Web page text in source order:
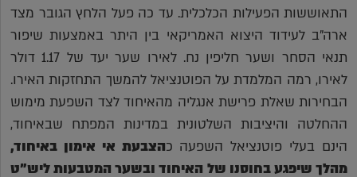
התאוששות הפעילות הכלכלית. עד כה פעל הלחץ הגובר מצד
ארה"ב לעידוד היצוא האמריקאי בין היתר באמצעות שיפור
תנאי הסחר ושער חליפין נח. לאירו שער יעד של 1.17 דולר
לאירו, רמה המלמדת על הפוטנציאל להמשך התחזקות האירו.
הבחירות שאלת פרישת אנגליה מהאיחוד לצד השפעת מימוש
ההחלטה והיציבות השלטונית במדינות המפתח שבאיחוד,
הינם בעלי פוטנציאל השפעה כהצבעת אי אימון באיחוד,
מהלך שיפגע בחוסנו של האיחוד ובשער המטבעות ליש"ט